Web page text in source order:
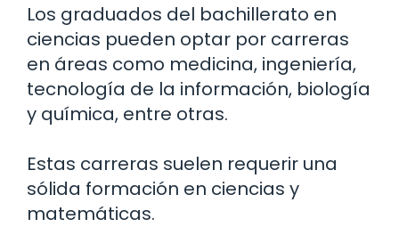
Los graduados del bachillerato en
ciencias pueden optar por carreras
en áreas como medicina, ingeniería,
tecnología de la información, biología
y química, entre otras.
Estas carreras suelen requerir una
sólida formación en ciencias y
matemáticas.